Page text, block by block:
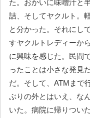
た。おかいに味噌汁と
詰、そしてヤクルト。
と分かった。それにし
すヤクルトレディーか
に興味を感じた。民間
ったことは小さな発見
だ。そして、ATMまで
ぶりの外とはいえ、な
いた。病院に帰りつい